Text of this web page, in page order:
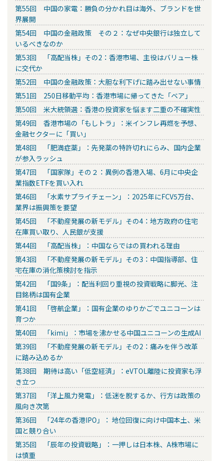
第55回 中国の家電：勝負の分かれ目は海外、ブランドを世
界展開
第54回 中国の金融政策 その２：なぜ中央銀行は独立して
いるべきなのか
第53回 「高配当株」その2：香港市場、主役はバリュー株
に交代か
第52回 中国の金融政策：大胆な利下げに踏み出せない事情
第51回 250日移動平均：香港市場に帰ってきた「ベア」
第50回 米大統領選：香港の投資家を悩ます二重の不確実性
第49回 香港市場の「もしトラ」：米インフレ再燃を予想、
金融セクターに「買い」
第48回 「肥満症薬」：先発薬の特許切れにらみ、国内企業
が参入ラッシュ
第47回 「国家隊」その２：異例の香港入場、6月に中央企
業指数ETFを買い入れ
第46回 「水素サプライチェーン」：2025年にFCV5万台、
業界は振興策を要望
第45回 「不動産発展の新モデル」その4：地方政府の住宅
在庫買い取り、人民銀が支援
第44回 「高配当株」：中国ならではの買われる理由
第43回 「不動産発展の新モデル」その3：中国指導部、住
宅在庫の消化策検討を指示
第42回 「国9条」：配当利回り重視の投資戦略に脚光、注
目銘柄は国有企業
第41回 「啓航企業」：国有企業のゆりかごでユニコーンは
育つか
第40回 「kimi」：市場を沸かせる中国ユニコーンの生成AI
第39回 「不動産発展の新モデル」その2：痛みを伴う改革
に踏み込めるか
第38回 期待は高い「低空経済」：eVTOL離陸に投資家も浮
き立つ
第37回 「洋上風力発電」：低迷を脱するか、行方は政策の
風向き次第
第36回 「24年の香港IPO」： 地位回復に向け中国本土、米
国と競り合い
第35回 「辰年の投資戦略」：一押しは日本株、A株市場に
は慎重